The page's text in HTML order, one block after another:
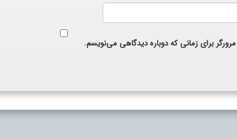
برای زمانی که دوباره دیدگاهی می‌نویسم.